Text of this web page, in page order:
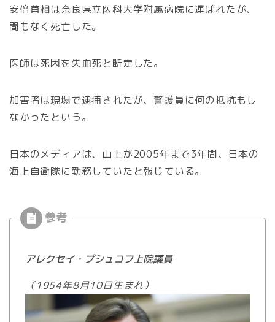
安倍首相は奈良県立医科大学附属病院に運ばれたが、
間もなく死亡した。
医師は死因を失血死と断定した。
加害者は現場で逮捕されたが、警護員に何の抵抗もし
なかったという。
日本のメディアは、山上が2005年まで3年間、日本の
海上自衛隊に勤務していたと報じている。
アレクセイ・プシュコフ上院議員
（1954年8月10日生まれ）